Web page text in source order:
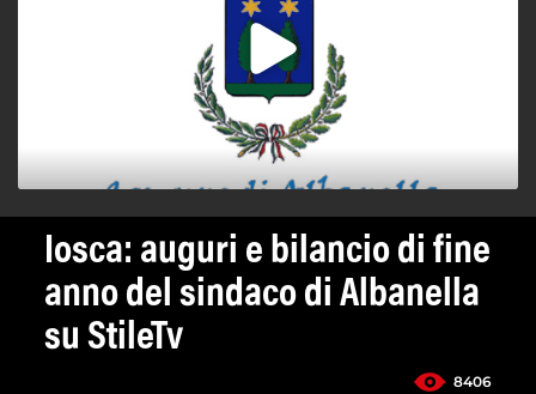
Iosca: auguri e bilancio di fine
anno del sindaco di Albanella
su StileTv
8406